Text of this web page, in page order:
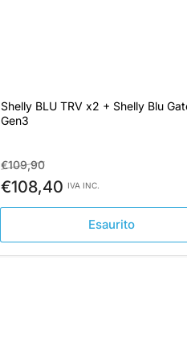
Shelly BLU TRV x2 + Shelly Blu
Gen3
Prezzo
standard
€109,90Prezzo
di
€108,40 IVA INC.
Esaurito